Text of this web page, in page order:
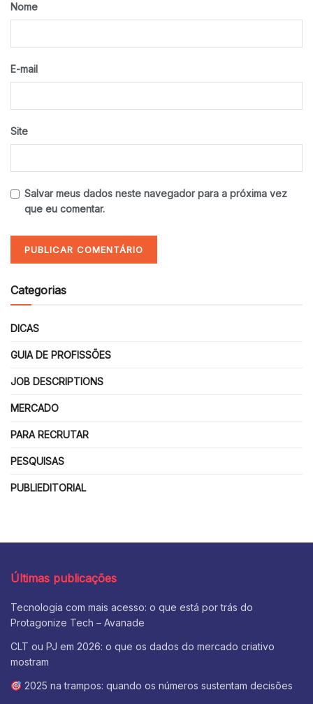
Nome
E-mail
Site
Salvar meus dados neste navegador para a próxima vez
que eu comentar.
Categorias
DICAS
GUIA DE PROFISSÕES
JOB DESCRIPTIONS
MERCADO
PARA RECRUTAR
PESQUISAS
PUBLIEDITORIAL
Últimas publicações
Tecnologia com mais acesso: o que está por trás do
Protagonize Tech – Avanade
CLT ou PJ em 2026: o que os dados do mercado criativo
mostram
2025 na trampos: quando os números sustentam decisões